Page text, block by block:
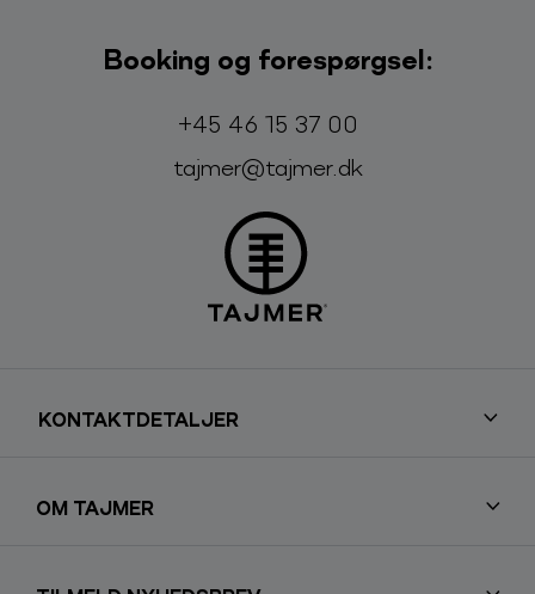
Booking og forespørgsel:
Telefon:
+45 46 15 37 00
E-mail:
tajmer@tajmer.dk
KONTAKTDETALJER
OM TAJMER